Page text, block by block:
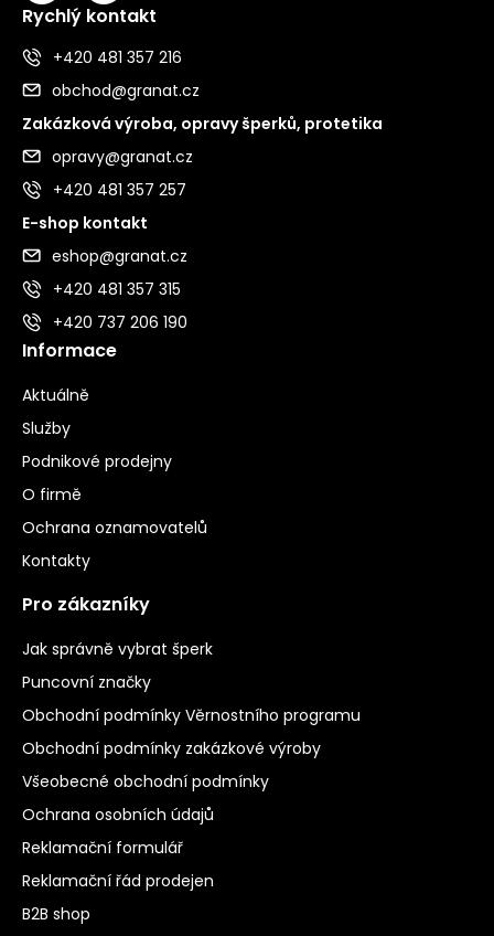
Rychlý kontakt
+420 481 357 216
obchod@granat.cz
Zakázková výroba, opravy šperků, protetika
opravy@granat.cz
+420 481 357 257
E-shop kontakt
eshop@granat.cz
+420 481 357 315
+420 737 206 190
Informace
Aktuálně
Služby
Podnikové prodejny
O firmě
Ochrana oznamovatelů
Kontakty
Pro zákazníky
Jak správně vybrat šperk
Puncovní značky
Obchodní podmínky Věrnostního programu
Obchodní podmínky zakázkové výroby
Všeobecné obchodní podmínky
Ochrana osobních údajů
Reklamační formulář
Reklamační řád prodejen
B2B shop